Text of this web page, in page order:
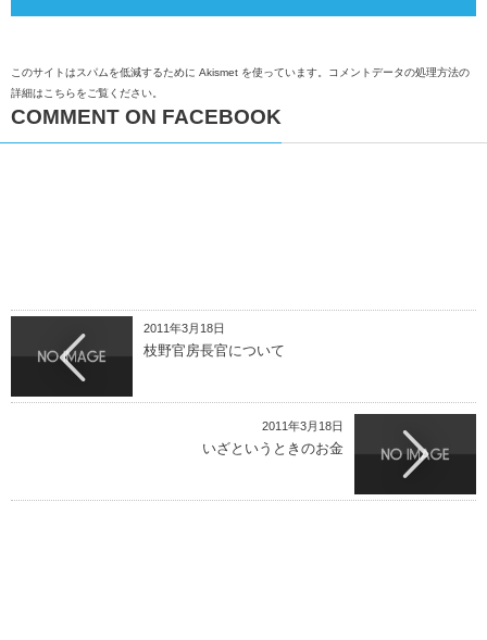
このサイトはスパムを低減するために Akismet を使っています。 コメントデータの処理方法の
詳細はこちらをご覧ください
COMMENT ON FACEBOOK
2011年3月18日
枝野官房長官について
2011年3月18日
いざというときのお金